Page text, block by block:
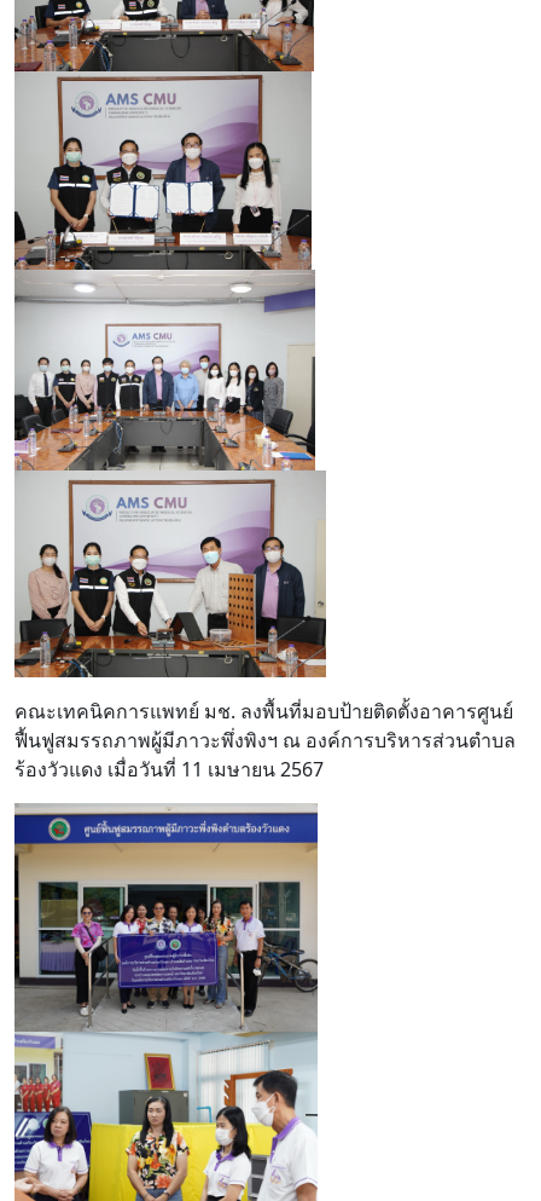
คณะเทคนิคการแพทย์ มช. ลงพื้นที่มอบป้ายติดตั้งอาคารศูนย์
ฟื้นฟูสมรรถภาพผู้มีภาวะพึ่งพิงฯ ณ องค์การบริหารส่วนตำบล
ร้องวัวแดง เมื่อวันที่ 11 เมษายน 2567